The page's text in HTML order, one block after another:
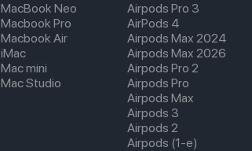
MacBook Neo
Macbook Pro
Macbook Air
iMac
Mac mini
Mac Studio
Airpods Pro 3
AirPods 4
Airpods Max 2024
Airpods Max 2026
Airpods Pro 2
Airpods Pro
Airpods Max
Airpods 3
Airpods 2
Airpods (1-е)